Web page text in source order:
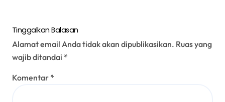
Tinggalkan Balasan
Alamat email Anda tidak akan dipublikasikan. Ruas yang
wajib ditandai *
Komentar *